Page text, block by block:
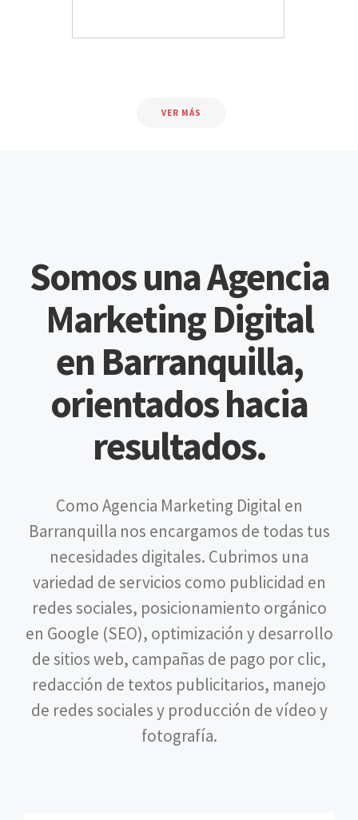
Somos una Agencia
Marketing Digital
en Barranquilla,
orientados hacia
resultados.
Como Agencia Marketing Digital en
Barranquilla nos encargamos de todas tus
necesidades digitales. Cubrimos una
variedad de servicios como publicidad en
redes sociales, posicionamiento orgánico
en Google (SEO), optimización y desarrollo
de sitios web, campañas de pago por clic,
redacción de textos publicitarios, manejo
de redes sociales y producción de vídeo y
fotografía.